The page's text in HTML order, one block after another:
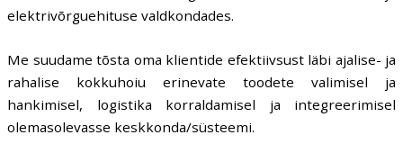
elektrivõrguehituse valdkondades.
Me suudame tõsta oma klientide efektiivsust läbi ajalise- ja
rahalise kokkuhoiu erinevate toodete valimisel ja
hankimisel, logistika korraldamisel ja integreerimisel
olemasolevasse keskkonda/süsteemi.